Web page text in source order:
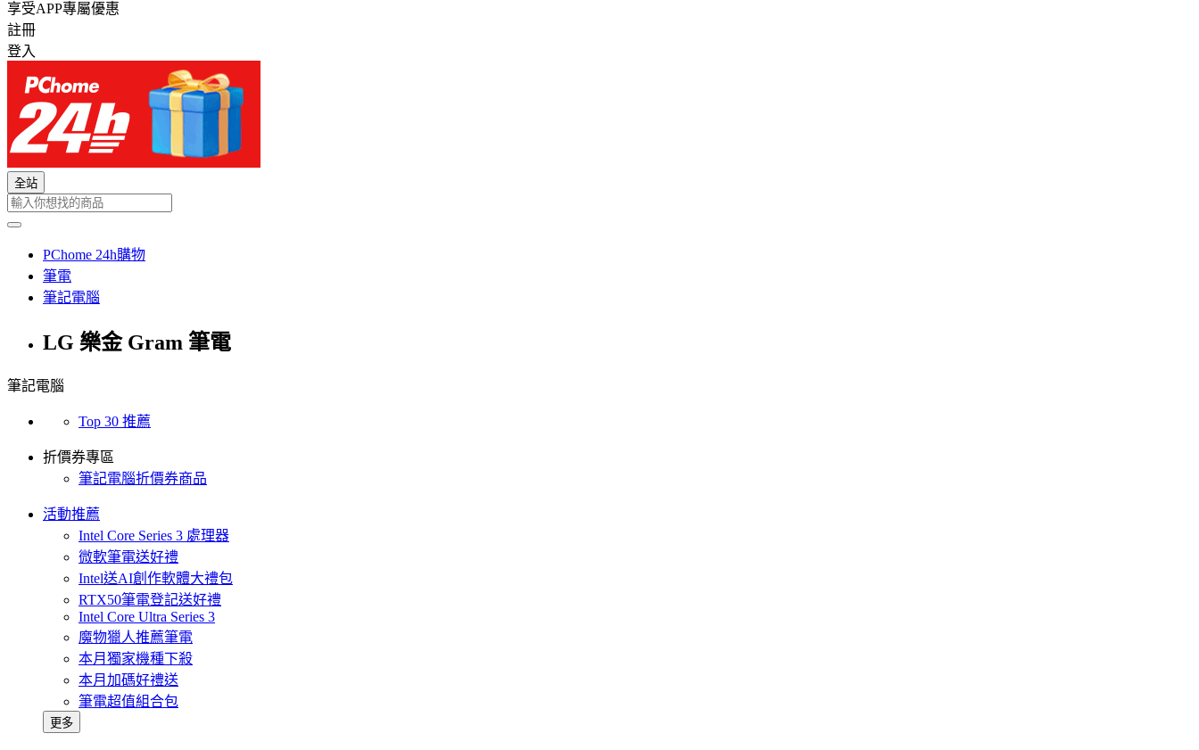
享受APP專屬優惠
註冊
登入
全站
PChome 24h購物
筆電
筆記電腦
LG 樂金 Gram 筆電
筆記電腦
Top 30 推薦
折價券專區
筆記電腦折價券商品
活動推薦
Intel Core Series 3 處理器
微軟筆電送好禮
Intel送AI創作軟體大禮包
RTX50筆電登記送好禮
Intel Core Ultra Series 3
魔物獵人推薦筆電
本月獨家機種下殺
本月加碼好禮送
筆電超值組合包
更多